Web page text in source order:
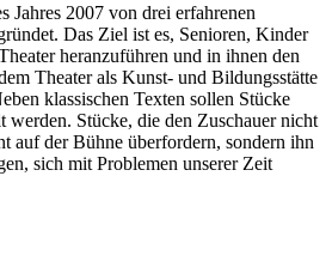
Jahres 2007 von drei erfahrenen
Das Ziel ist es, Senioren, Kinder
heranzuführen und in ihnen den
Theater als Kunst- und Bildungsstätte
klassischen Texten sollen Stücke
werden. Stücke, die den Zuschauer nicht
auf der Bühne überfordern, sondern ihn
sich mit Problemen unserer Zeit